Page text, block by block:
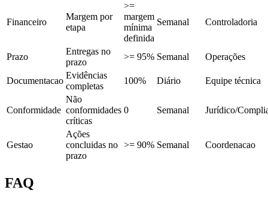
Financeiro
Margem por
etapa
>=
margem
mínima
definida
Semanal Controladoria
Prazo
Entregas no
prazo
>= 95% Semanal Operações
Documentacao
Evidências
completas
100% Diário Equipe técnica
Conformidade
Não
conformidades
críticas
0 Semanal Jurídico/
Gestao
Ações
concluidas no
prazo
>= 90% Semanal Coordenacao
FAQ